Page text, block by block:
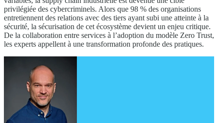
privilégiée des cybercriminels. Alors que 98 % des organisations
entretiennent des relations avec des tiers ayant subi une atteinte à la
sécurité, la sécurisation de cet écosystème devient un enjeu critique.
De la collaboration entre services à l’adoption du modèle Zero Trust,
les experts appellent à une transformation profonde des pratiques.